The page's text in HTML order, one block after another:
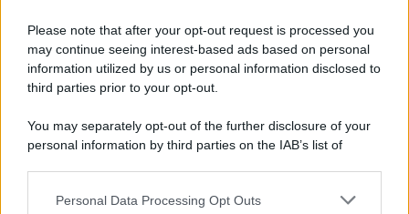
Please note that after your opt-out request is processed you
may continue seeing interest-based ads based on personal
information utilized by us or personal information disclosed to
third parties prior to your opt-out.
You may separately opt-out of the further disclosure of your
personal information by third parties on the IAB’s list of
This information may also be disclosed by us to third parties
Personal Data Processing Opt Outs